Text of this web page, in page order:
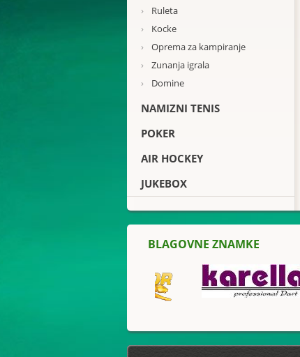
›
Ruleta
›
Kocke
›
Oprema za kampiranje
›
Zunanja igrala
›
Domine
NAMIZNI TENIS
POKER
AIR HOCKEY
JUKEBOX
BLAGOVNE ZNAMKE